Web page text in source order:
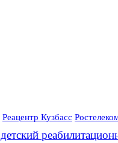
Реацентр Кузбасс
детский